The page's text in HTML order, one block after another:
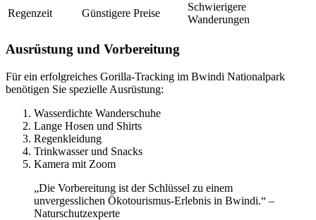
Regenzeit Günstigere Preise
Schwierigere
Wanderungen
Ausrüstung und Vorbereitung
Für ein erfolgreiches Gorilla-Tracking im Bwindi Nationalpark
benötigen Sie spezielle Ausrüstung:
Wasserdichte Wanderschuhe
Lange Hosen und Shirts
Regenkleidung
Trinkwasser und Snacks
Kamera mit Zoom
„Die Vorbereitung ist der Schlüssel zu einem
unvergesslichen Ökotourismus-Erlebnis in Bwindi.“ –
Naturschutzexperte